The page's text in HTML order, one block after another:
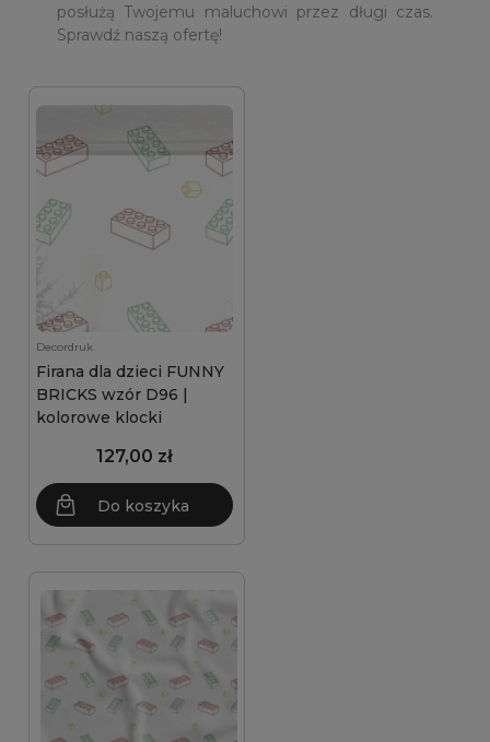
posłużą Twojemu maluchowi przez długi czas.
Sprawdź naszą ofertę!
Decordruk
Firana dla dzieci FUNNY
BRICKS wzór D96 |
kolorowe klocki
127,00 zł
Do koszyka